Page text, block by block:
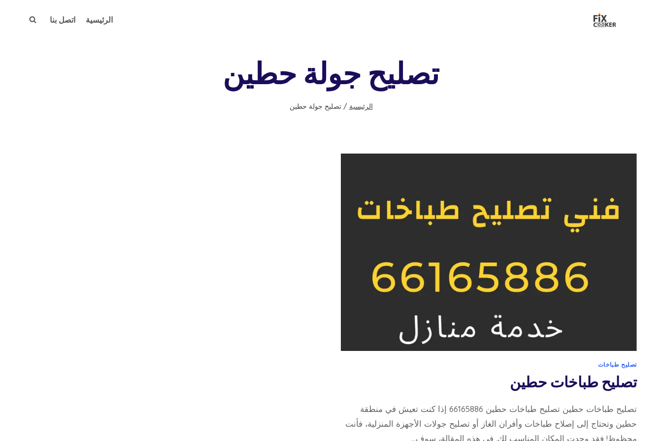
الرئيسية اتصل بنا
تصليح جولة حطين
الرئيسية / تصليح جولة حطين
تصليح طباخات
تصليح طباخات حطين
تصليح طباخات حطين تصليح طباخات حطين 66165886 إذا كنت تعيش في منطقة
حطين وتحتاج إلى إصلاح طباخات وأفران الغاز أو تصليح جولات الأجهزة المنزلية، فأنت
محظوظ! فقد وجدت المكان المناسب لك. في هذه المقالة، سوف…